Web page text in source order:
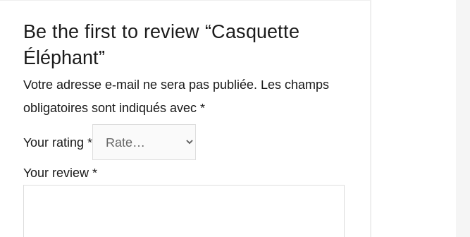
Be the first to review “Casquette
Éléphant”
Votre adresse e-mail ne sera pas publiée. Les champs
obligatoires sont indiqués avec *
Your rating *
Your review *